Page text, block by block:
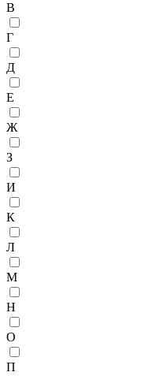
В
Г
Д
Е
Ж
З
И
К
Л
М
Н
О
П